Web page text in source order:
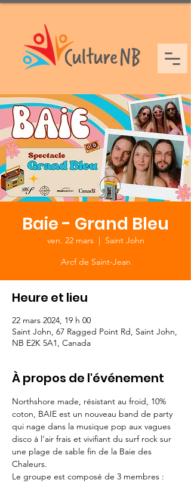
Baie - Grand Bleu
ven. 22 mars
  |
Saint John
Arcf de Saint-Jean
Heure et lieu
22 mars 2024, 19 h 00
Saint John, 67 Ragged Point Rd, Saint John,
NB E2K 5A1, Canada
À propos de l'événement
Northshore made, résistant au froid, 10%
coton, BAIE est un nouveau band de party
qui nage dans la musique pop aux vagues
disco à l’air frais et vivifiant du surf rock sur
une plage de sable fin de la Baie des
Chaleurs.
Le groupe est composé de 3 membres :